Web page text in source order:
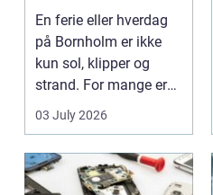
på klippeøen
En ferie eller hverdag
på Bornholm er ikke
kun sol, klipper og
strand. For mange er
en stabil intern...
03 July 2026